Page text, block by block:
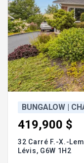
BUNGALOW |
419,900 $
32 Carré F.-X.-
Lévis, G6W 1H2